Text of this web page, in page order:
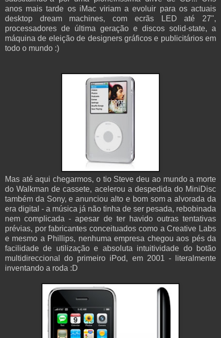
anos mais tarde os iMac viriam a evoluir para os actuais
desktop dream machines, com ecrãs LED até 27",
processadores de última geração e discos solid-state, a
máquina de eleição de designers gráficos e publicitários em
todo o mundo :)
Mas até aqui chegarmos, o tio Steve deu ao mundo a morte
do Walkman de cassete, acelerou a despedida do MiniDisc
também da Sony, e anunciou alto e bom som a alvorada da
era digital - a música já não tinha de ser pesada, rebobinada
nem complicada - apesar de ter havido outras tentativas
prévias, por fabricantes conceituados como a Creative Labs
e mesmo a Phillips, nenhuma empresa chegou aos pés da
facilidade de utilização e absoluta intuitividade do botão
multidireccional do primeiro iPod, em 2001 - literalmente
inventando a roda :D